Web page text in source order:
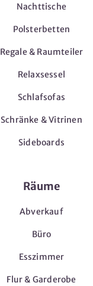
Nachttische
Polsterbetten
Regale & Raumteiler
Relaxsessel
Schlafsofas
Schränke & Vitrinen
Sideboards
Räume
Abverkauf
Büro
Esszimmer
Flur & Garderobe